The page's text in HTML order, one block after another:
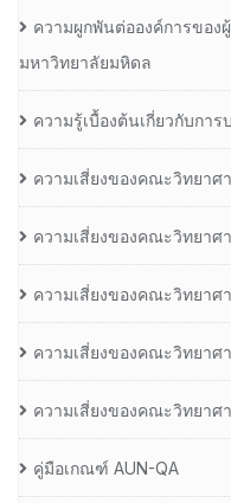
ความผูกพันต่อองค์การขอ
มหาวิทยาลัยมหิดล
ความรู้เบื้องต้นเกี่ยวกับการ
ความเสี่ยงของคณะวิทยา
ความเสี่ยงของคณะวิทยา
ความเสี่ยงของคณะวิทยา
ความเสี่ยงของคณะวิทยา
ความเสี่ยงของคณะวิทยา
คู่มือเกณฑ์ AUN-QA